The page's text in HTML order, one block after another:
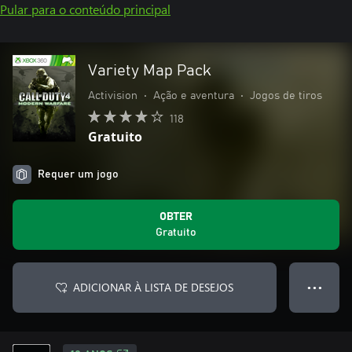
Pular para o conteúdo principal
Variety Map Pack
Activision • Ação e aventura • Jogos de tiros
118
Gratuito
Requer um jogo
OBTER
Gratuito
ADICIONAR À LISTA DE DESEJOS ● ● ●